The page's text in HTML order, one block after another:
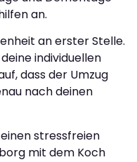
an.
an erster Stelle.
individuellen
dass der Umzug
nach deinen
stressfreien
mit dem Koch